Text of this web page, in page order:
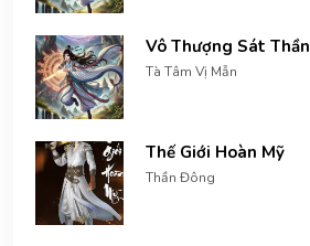
Vô Thượng Sát Thần
Tà Tâm Vị Mẫn
Thế Giới Hoàn Mỹ
Thần Đông